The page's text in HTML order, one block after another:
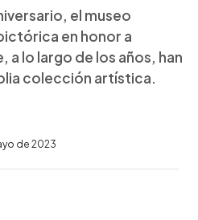
el museo
en honor a
a lo largo de los años, han
colección artística.
de 2023